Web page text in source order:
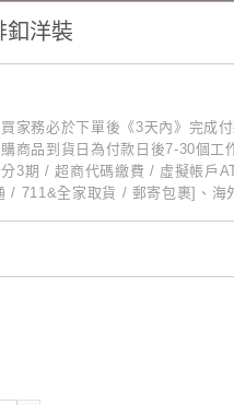
釦洋裝
家務必於下單後《3天內》完成
商品到貨日為付款日後7-30個工
3期 / 超商代碼繳費 / 虛擬帳戶
/ 711&全家取貨 / 郵寄包裹]、